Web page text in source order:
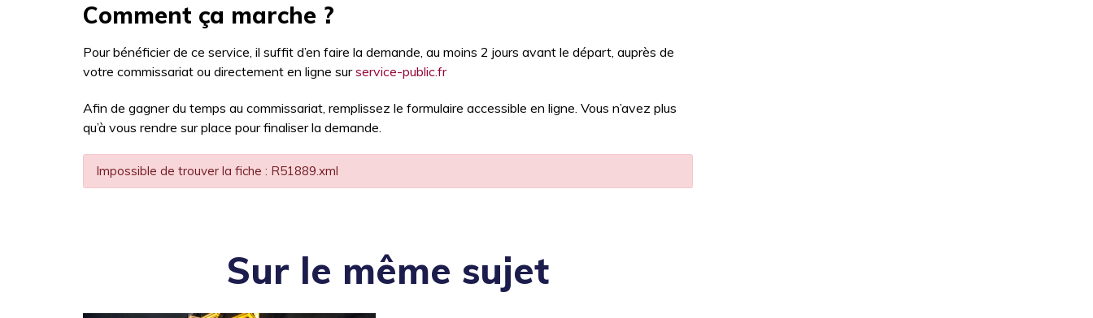
Comment ça marche ?
Pour bénéficier de ce service, il suffit d’en faire la demande, au moins 2 jours avant le départ, auprès de
votre commissariat ou directement en ligne surservice-public.fr
Afin de gagner du temps au commissariat, remplissez le formulaire accessible en ligne. Vous n’avez plus
qu’à vous rendre sur place pour finaliser la demande.
Impossible de trouver la fiche : R51889.xml
Sur le même sujet